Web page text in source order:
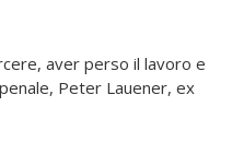
aver perso il lavoro e
Peter Lauener, ex